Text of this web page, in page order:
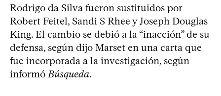
Rodrigo da Silva fueron sustituidos por
Robert Feitel, Sandi S Rhee y Joseph Douglas
King. El cambio se debió a la “inacción” de su
defensa, según dijo Marset en una carta que
fue incorporada a la investigación, según
informóBúsqueda.